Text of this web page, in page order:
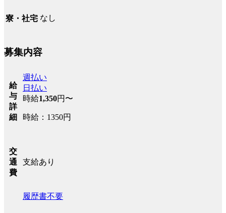
寮・社宅 なし
募集内容
給
与
詳
細
週払い
日払い
時給1,350円〜
時給：1350円
交
通
費
支給あり
履歴書不要